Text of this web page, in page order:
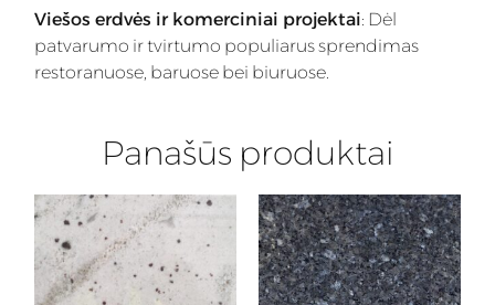
Viešos erdvės ir komerciniai projektai: Dėl
patvarumo ir tvirtumo populiarus sprendimas
restoranuose, baruose bei biuruose.
Panašūs produktai